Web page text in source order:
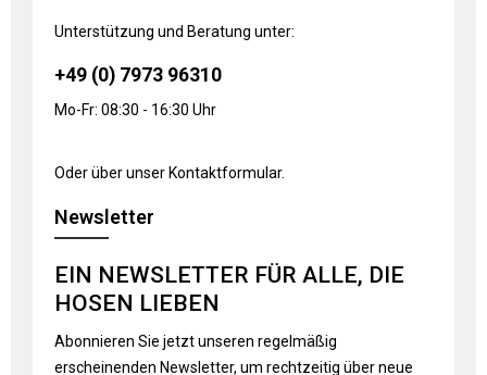
Unterstützung und Beratung unter:
+49 (0) 7973 96310
Mo-Fr: 08:30 - 16:30 Uhr
Oder über unser Kontaktformular.
Newsletter
EIN NEWSLETTER FÜR ALLE, DIE
HOSEN LIEBEN
Abonnieren Sie jetzt unseren regelmäßig
erscheinenden Newsletter, um rechtzeitig über neue